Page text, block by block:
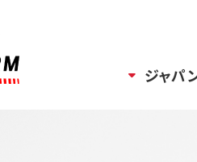
ジャパ